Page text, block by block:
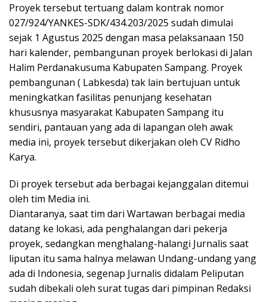
Proyek tersebut tertuang dalam kontrak nomor
027/924/YANKES-SDK/434.203/2025 sudah dimulai
sejak 1 Agustus 2025 dengan masa pelaksanaan 150
hari kalender, pembangunan proyek berlokasi di Jalan
Halim Perdanakusuma Kabupaten Sampang. Proyek
pembangunan ( Labkesda) tak lain bertujuan untuk
meningkatkan fasilitas penunjang kesehatan
khususnya masyarakat Kabupaten Sampang itu
sendiri, pantauan yang ada di lapangan oleh awak
media ini, proyek tersebut dikerjakan oleh CV Ridho
Karya.
Di proyek tersebut ada berbagai kejanggalan ditemui
oleh tim Media ini.
Diantaranya, saat tim dari Wartawan berbagai media
datang ke lokasi, ada penghalangan dari pekerja
proyek, sedangkan menghalang-halangi Jurnalis saat
liputan itu sama halnya melawan Undang-undang yang
ada di Indonesia, segenap Jurnalis didalam Peliputan
sudah dibekali oleh surat tugas dari pimpinan Redaksi